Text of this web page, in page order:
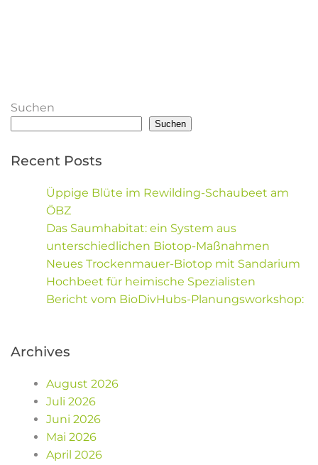
Suchen
Suchen
Recent Posts
Üppige Blüte im Rewilding-Schaubeet am
ÖBZ
Das Saumhabitat: ein System aus
unterschiedlichen Biotop-Maßnahmen
Neues Trockenmauer-Biotop mit Sandarium
Hochbeet für heimische Spezialisten
Bericht vom BioDivHubs-Planungsworkshop:
Archives
August 2026
Juli 2026
Juni 2026
Mai 2026
April 2026